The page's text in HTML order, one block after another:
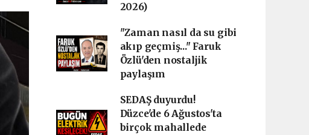
2026)
"Zaman nasıl da su gibi
akıp geçmiş..." Faruk
Özlü'den nostaljik
paylaşım
SEDAŞ duyurdu!
Düzce'de 6 Ağustos'ta
birçok mahallede